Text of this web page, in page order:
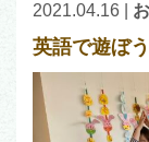
2021.04.16
英語で遊ぼう